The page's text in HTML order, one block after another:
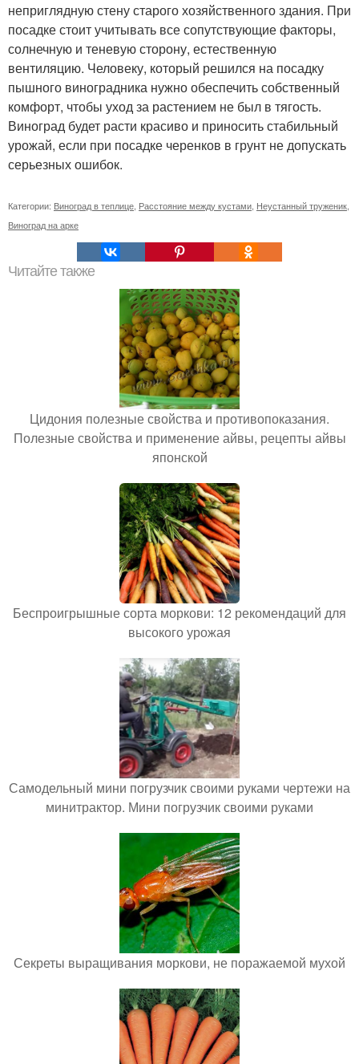
неприглядную стену старого хозяйственного здания. При
посадке стоит учитывать все сопутствующие факторы,
солнечную и теневую сторону, естественную
вентиляцию. Человеку, который решился на посадку
пышного виноградника нужно обеспечить собственный
комфорт, чтобы уход за растением не был в тягость.
Виноград будет расти красиво и приносить стабильный
урожай, если при посадке черенков в грунт не допускать
серьезных ошибок.
Категории: Виноград в теплице Расстояние между кустами Неустанный труженик
Виноград на арке
Читайте также
Цидония полезные свойства и противопоказания.
Полезные свойства и применение айвы, рецепты айвы
японской
Беспроигрышные сорта моркови: 12 рекомендаций для
высокого урожая
Самодельный мини погрузчик своими руками чертежи на
минитрактор. Мини погрузчик своими руками
Секреты выращивания моркови, не поражаемой мухой